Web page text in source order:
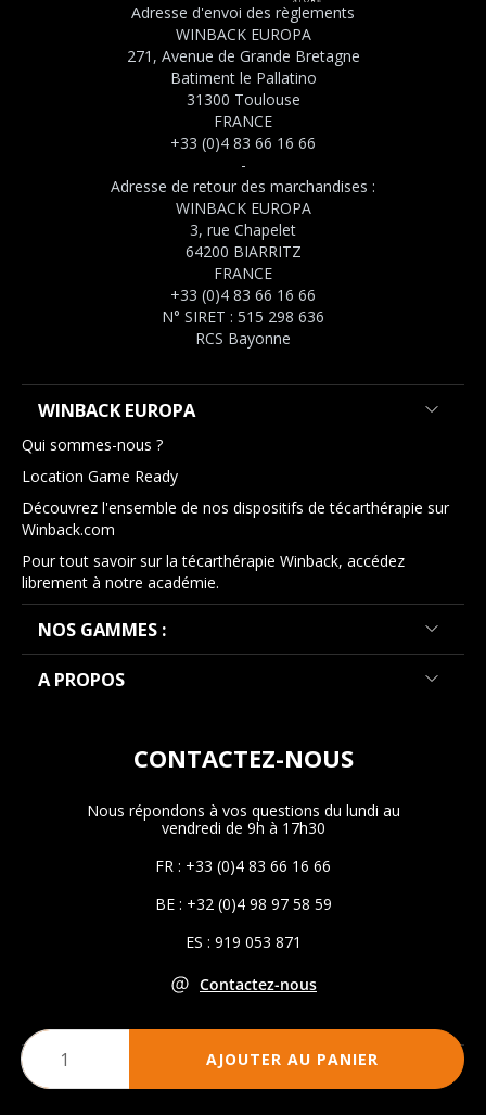
AJOUTER AU PANIER
Adresse d'envoi des règlements
WINBACK EUROPA
271, Avenue de Grande Bretagne
Batiment le Pallatino
31300 Toulouse
FRANCE
+33 (0)4 83 66 16 66
-
Adresse de retour des marchandises :
WINBACK EUROPA
3, rue Chapelet
64200 BIARRITZ
FRANCE
+33 (0)4 83 66 16 66
N° SIRET : 515 298 636
RCS Bayonne
WINBACK EUROPA
Qui sommes-nous ?
Location Game Ready
Découvrez l'ensemble de nos dispositifs de técarthérapie sur
Winback.com
Pour tout savoir sur la técarthérapie Winback, accédez
librement à notre académie.
NOS GAMMES :
A PROPOS
CONTACTEZ-NOUS
Nous répondons à vos questions du lundi au
vendredi de 9h à 17h30
FR : +33 (0)4 83 66 16 66
BE : +32 (0)4 98 97 58 59
ES : 919 053 871
Contactez-nous